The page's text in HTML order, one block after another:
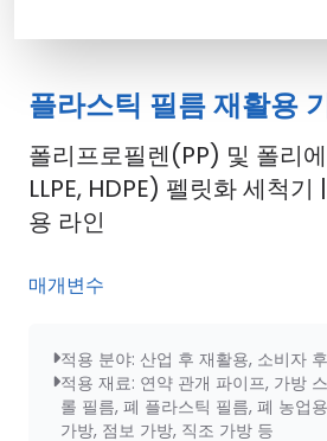
플라스틱 필름 재활용
폴리프로필렌(PP) 및 폴리
LLPE, HDPE) 펠릿화 세척기
용 라인
매개변수
적용 분야: 산업 후 재활용, 소비자
적용 재료: 연약 관개 파이프, 가방
롤 필름, 폐 플라스틱 필름, 폐 농업
가방, 점보 가방, 직조 가방 등